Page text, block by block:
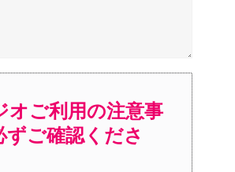
オご利用の注意事
ずご確認くださ